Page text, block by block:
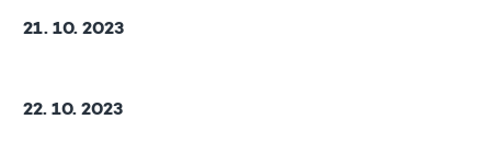
21. 10. 2023
22. 10. 2023